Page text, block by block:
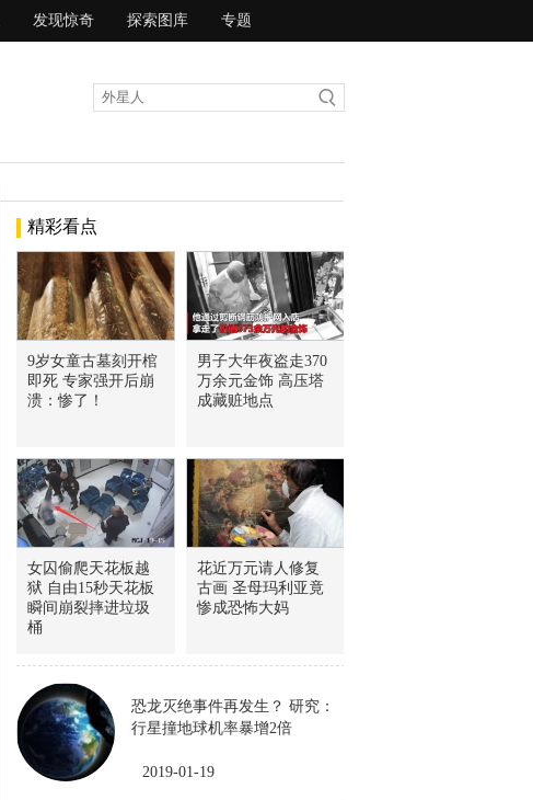
发现惊奇 探索图库 专题
精彩看点
9岁女童古墓刻开棺
即死 专家强开后崩
溃：惨了！
男子大年夜盗走370
万余元金饰 高压塔
成藏赃地点
女囚偷爬天花板越
狱 自由15秒天花板
瞬间崩裂摔进垃圾
桶
花近万元请人修复
古画 圣母玛利亚竟
惨成恐怖大妈
恐龙灭绝事件再发生？ 研究：
行星撞地球机率暴增2倍
2019-01-19